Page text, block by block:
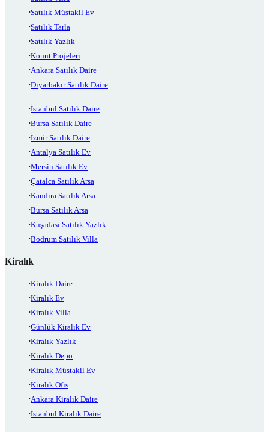
Satılık Müstakil Ev
Satılık Tarla
Satılık Yazlık
Konut Projeleri
Ankara Satılık Daire
Diyarbakır Satılık Daire
İstanbul Satılık Daire
Bursa Satılık Daire
İzmir Satılık Daire
Antalya Satılık Ev
Mersin Satılık Ev
Çatalca Satılık Arsa
Kandıra Satılık Arsa
Bursa Satılık Arsa
Kuşadası Satılık Yazlık
Bodrum Satılık Villa
Kiralık
Kiralık Daire
Kiralık Ev
Kiralık Villa
Günlük Kiralık Ev
Kiralık Yazlık
Kiralık Depo
Kiralık Müstakil Ev
Kiralık Ofis
Ankara Kiralık Daire
İstanbul Kiralık Daire